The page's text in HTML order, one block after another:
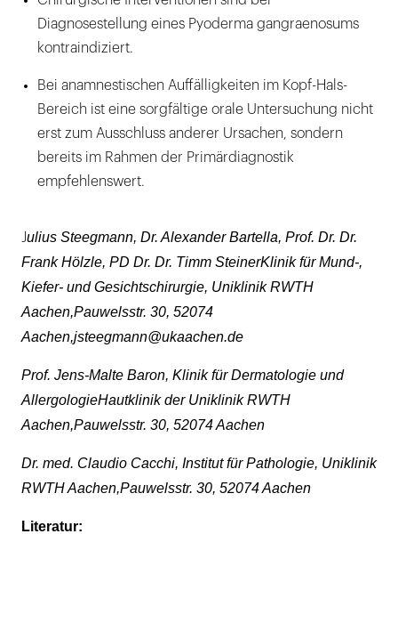
Diagnosestellung eines Pyoderma gangraenosums
kontraindiziert.
Bei anamnestischen Auffälligkeiten im Kopf-Hals-
Bereich ist eine sorgfältige orale Untersuchung nicht
erst zum Ausschluss anderer Ursachen, sondern
bereits im Rahmen der Primärdiagnostik
empfehlenswert.
Julius Steegmann, Dr. Alexander Bartella, Prof. Dr. Dr.
Frank Hölzle, PD Dr. Dr. Timm SteinerKlinik für Mund-,
Kiefer- und Gesichtschirurgie, Uniklinik RWTH
Aachen,Pauwelsstr. 30, 52074
Aachen,jsteegmann@ukaachen.de
Prof. Jens-Malte Baron, Klinik für Dermatologie und
AllergologieHautklinik der Uniklinik RWTH
Aachen,Pauwelsstr. 30, 52074 Aachen
Dr. med. Claudio Cacchi, Institut für Pathologie, Uniklinik
RWTH Aachen,Pauwelsstr. 30, 52074 Aachen
Literatur: